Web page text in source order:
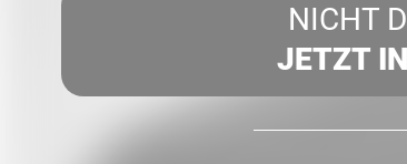
NICHT
JETZT